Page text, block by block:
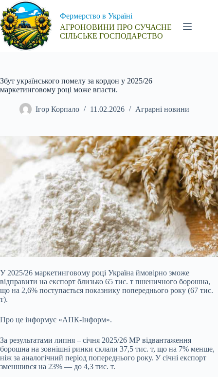
Перейти
до
вмісту
Фермерство в Україні
АГРОНОВИНИ ПРО СУЧАСНЕ
СІЛЬСЬКЕ ГОСПОДАРСТВО
Збут українського помелу за кордон у 2025/26
маркетинговому році може впасти.
Ігор Корпало 11.02.2026 Аграрні новини
У 2025/26 маркетинговому році Україна ймовірно зможе
відправити на експорт близько 65 тис. т пшеничного борошна,
що на 2,6% поступається показнику попереднього року (67 тис.
т).
Про це інформує «АПК-Інформ».
За результатами липня – січня 2025/26 МР відвантаження
борошна на зовнішні ринки склали 37,5 тис. т, що на 7% менше,
ніж за аналогічний період попереднього року. У січні експорт
зменшився на 23% — до 4,3 тис. т.